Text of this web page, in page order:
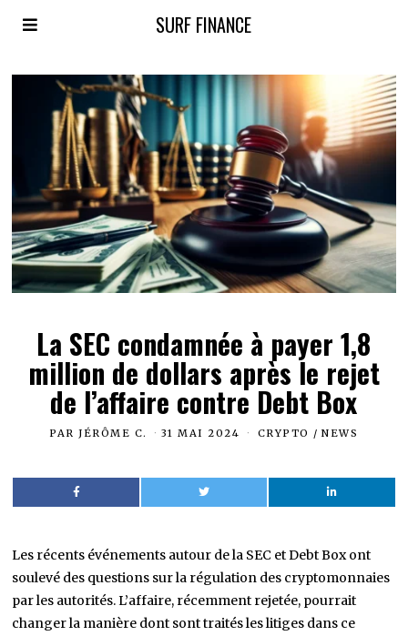
SURF FINANCE
La SEC condamnée à payer 1,8
million de dollars après le rejet
de l’affaire contre Debt Box
PARJÉRÔME C. 31 MAI 2024 CRYPTO / NEWS
Les récents événements autour de la SEC et Debt Box ont
soulevé des questions sur la régulation des cryptomonnaies
par les autorités. L’affaire, récemment rejetée, pourrait
changer la manière dont sont traités les litiges dans ce